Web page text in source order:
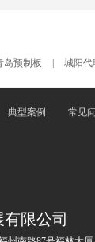
岛预制板 城阳代
典型案例 常见
限公司